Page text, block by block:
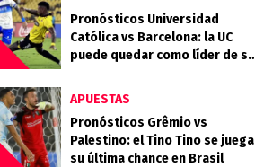
Pronósticos Universidad
Católica vs Barcelona: la UC
puede quedar como líder de su
APUESTAS
Pronósticos Grêmio vs
Palestino: el Tino Tino se juega
su última chance en Brasil